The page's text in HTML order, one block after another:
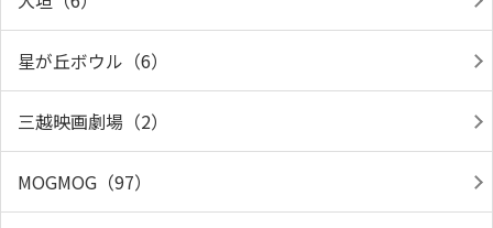
星が丘ボウル（6）
三越映画劇場（2）
MOGMOG（97）